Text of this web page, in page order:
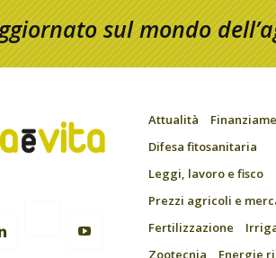
sul mondo
Attualità
Difesa fitosanitaria
Leggi, lavoro e fisco
Prezzi agricoli e
Fertilizzazione
Zootecnia
Energie